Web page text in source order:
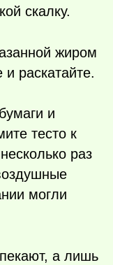
скалку.
жиром
раскатайте.
и
тесто к
раз
могли
а лишь